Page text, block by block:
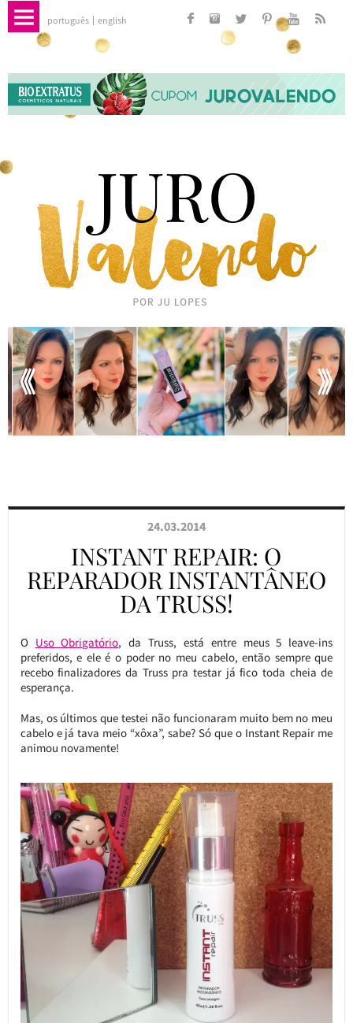
português english
24.03.2014
INSTANT REPAIR: O
REPARADOR INSTANTÂNEO
DA TRUSS!
O Uso Obrigatório, da Truss, está entre meus 5 leave-ins
preferidos, e ele é o poder no meu cabelo, então sempre que
recebo finalizadores da Truss pra testar já fico toda cheia de
esperança.
Mas, os últimos que testei não funcionaram muito bem no meu
cabelo e já tava meio “xôxa”, sabe? Só que o Instant Repair me
animou novamente!